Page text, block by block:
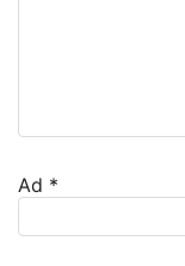
Ad *